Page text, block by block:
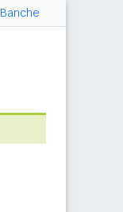
Banche